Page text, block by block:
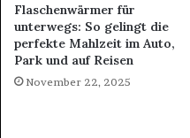
Flaschenwärmer für
unterwegs: So gelingt die
perfekte Mahlzeit im Auto,
Park und auf Reisen
November 22, 2025